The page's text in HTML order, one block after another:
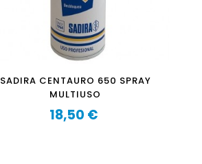
SADIRA CENTAURO 650 SPRAY
MULTIUSO
Prezzo
18,50 €